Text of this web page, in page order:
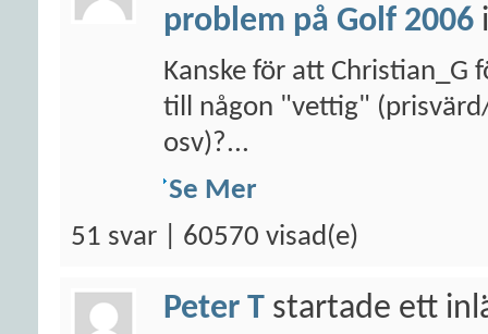
problem på Golf 2006
Kanske för att Christian_G
till någon "vettig"
osv)?...
Se Mer
51 svar | 60570 visad(e)
Peter T startade ett